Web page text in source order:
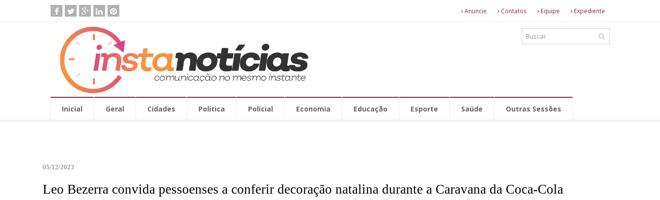
Anuncie Contatos Equipe Expediente
Inicial Geral Cidades Política Policial Economia Educação Esporte Saúde Outras Sessões
05/12/2023
Leo Bezerra convida pessoenses a conferir decoração natalina durante a Caravana da Coca-Cola